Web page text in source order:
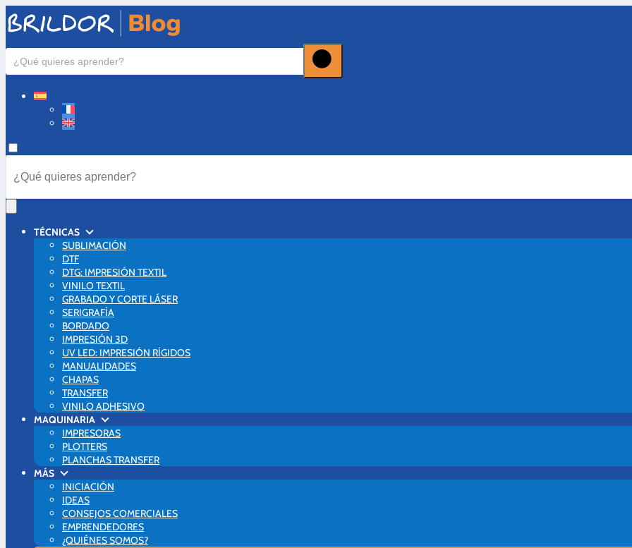
TÉCNICAS
SUBLIMACIÓN
DTF
DTG: IMPRESIÓN TEXTIL
VINILO TEXTIL
GRABADO Y CORTE LÁSER
SERIGRAFÍA
BORDADO
IMPRESIÓN 3D
UV LED: IMPRESIÓN RÍGIDOS
MANUALIDADES
CHAPAS
TRANSFER
VINILO ADHESIVO
MAQUINARIA
IMPRESORAS
PLOTTERS
PLANCHAS TRANSFER
MÁS
INICIACIÓN
IDEAS
CONSEJOS COMERCIALES
EMPRENDEDORES
¿QUIÉNES SOMOS?